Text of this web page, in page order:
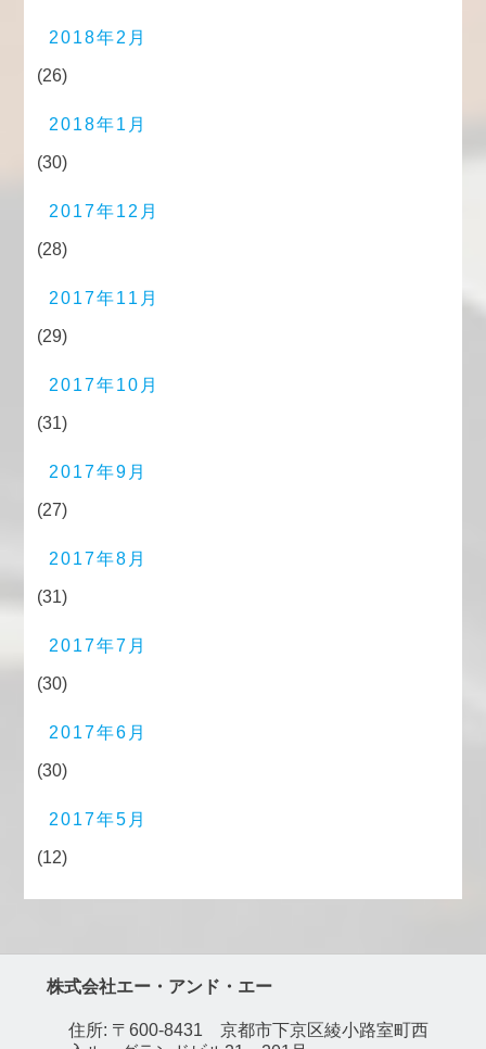
2018年2月
(26)
2018年1月
(30)
2017年12月
(28)
2017年11月
(29)
2017年10月
(31)
2017年9月
(27)
2017年8月
(31)
2017年7月
(30)
2017年6月
(30)
2017年5月
(12)
株式会社エー・アンド・エー
住所: 〒600-8431 京都市下京区綾小路室町西